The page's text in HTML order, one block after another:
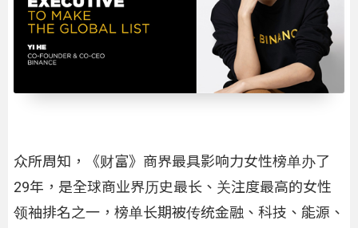
众所周知，《财富》商界最具影响力女性榜单办了
29年，是全球商业界历史最长、关注度最高的女性
领袖排名之一，榜单长期被传统金融、科技、能源、